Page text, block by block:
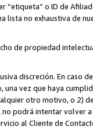
“etiqueta” o ID de
lista no exhaustiva de
de propiedad
discreción. En caso
vez que haya
otro motivo, o 2)
podrá intentar volver
al Cliente de